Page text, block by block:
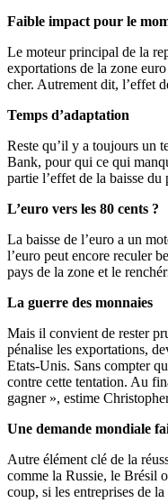
Faible impact pour le
Le moteur principal de la
exportations de la zone
cher. Autrement dit, l’effet
Temps d’adaptation
Reste qu’il y a toujours un
Bank, pour qui ce qui
partie l’effet de la baisse
L’euro vers les 80 cents ?
La baisse de l’euro a un
l’euro peut encore reculer
pays de la zone et le
La guerre des monnaies
Mais il convient de rester
pénalise les exportations,
Etats-Unis. Sans compter
contre cette tentation. Au
gagner », estime
Une demande mondiale
Autre élément clé de la
comme la Russie, le Brésil
coup, si les entreprises de